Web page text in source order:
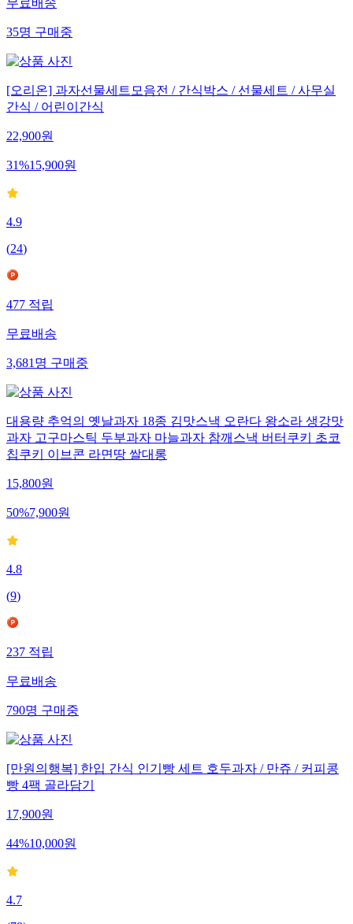
무료배송
35명구매중
[오리온] 과자선물세트모음전 / 간식박스 / 선물세트 / 사무실
간식 / 어린이간식
22,900원
31%15,900원
4.9
(24)
477적립
무료배송
3,681명구매중
대용량 추억의 옛날과자 18종 김맛스낵 오란다 왕소라 생강맛
과자 고구마스틱 두부과자 마늘과자 참깨스낵 버터쿠키 초코
칩쿠키 이브콘 라면땅 쌀대롱
15,800원
50%7,900원
4.8
(9)
237적립
무료배송
790명구매중
[만원의행복] 한입 간식 인기빵 세트 호두과자 / 만쥬 / 커피콩
빵 4팩 골라담기
17,900원
44%10,000원
4.7